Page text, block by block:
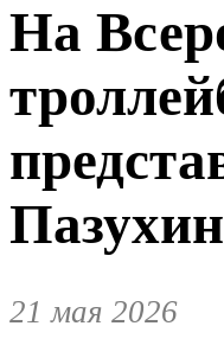
На
Пазухин
21 мая 2026